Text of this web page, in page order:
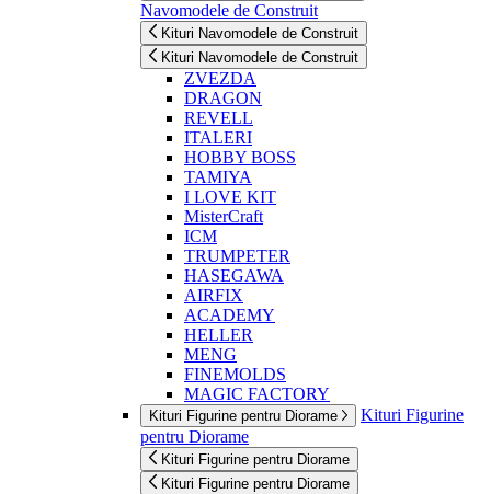
Navomodele de Construit
Kituri Navomodele de Construit
Kituri Navomodele de Construit
ZVEZDA
DRAGON
REVELL
ITALERI
HOBBY BOSS
TAMIYA
I LOVE KIT
MisterCraft
ICM
TRUMPETER
HASEGAWA
AIRFIX
ACADEMY
HELLER
MENG
FINEMOLDS
MAGIC FACTORY
Kituri Figurine pentru Diorame
Kituri Figurine
pentru Diorame
Kituri Figurine pentru Diorame
Kituri Figurine pentru Diorame